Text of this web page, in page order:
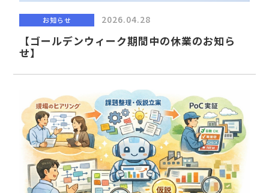
お知らせ 2026.04.28
【ゴールデンウィーク期間中の休業のお知ら
せ】